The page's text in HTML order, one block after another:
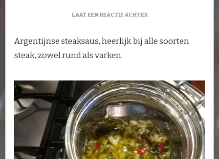
LAAT EEN REACTIE ACHTEROP
Argentijnse steaksaus, heerlijk bij alle soorten
steak, zowel rund als varken.